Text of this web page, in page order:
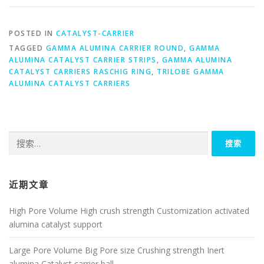
POSTED IN CATALYST-CARRIER
TAGGED GAMMA ALUMINA CARRIER ROUND, GAMMA
ALUMINA CATALYST CARRIER STRIPS , GAMMA ALUMINA
CATALYST CARRIERS RASCHIG RING, TRILOBE GAMMA
ALUMINA CATALYST CARRIERS
索：
近期文章
High Pore Volume High crush strength Customization activated
alumina catalyst support
Large Pore Volume Big Pore size Crushing strength Inert